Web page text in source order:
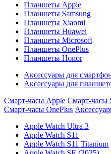
Планшеты Apple
Планшеты Samsung
Планшеты Xiaomi
Планшеты Huawei
Планшеты Microsoft
Планшеты OnePlus
Планшеты Honor
Аксессуары для
Аксессуары для
Смарт-часы Apple Смарт-часы
Смарт-часы OnePlus
Apple Watch Ultra 3
Apple Watch S11
Apple Watch S11 Titanium